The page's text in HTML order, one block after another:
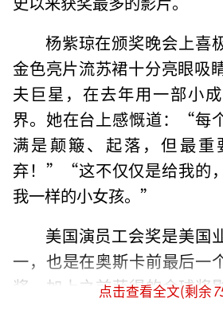
杨紫琼在颁奖晚会上喜
金色亮片流苏裙十分亮眼吸
夫巨星，在去年用一部小
界。她在台上感慨道：“每
满是颠簸、起落，但最重
弃！”“这不仅仅是给我的
我一样的小女孩。”
美国演员工会奖是美国
一，也是在奥斯卡前最后一
奖，加上之前获得的金球奖
点击查看全文(剩余